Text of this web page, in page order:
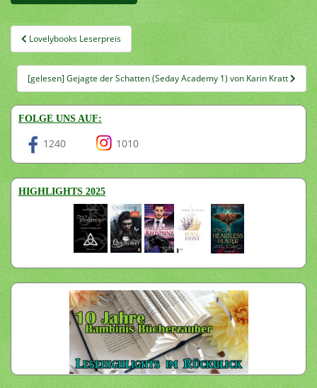
Beitragsnavigation
Lovelybooks Leserpreis
[gelesen] Gejagte der Schatten (Seday Academy 1) von Karin Kratt
FOLGE UNS AUF:
1240 1010
HIGHLIGHTS 2025